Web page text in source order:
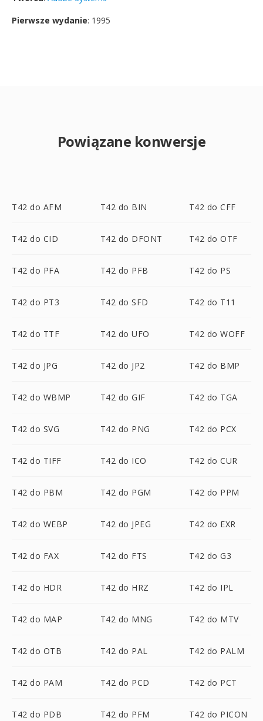
Pierwsze wydanie: 1995
Powiązane konwersje
T42 do AFM T42 do BIN T42 do CFF
T42 do CID T42 do DFONT T42 do OTF
T42 do PFA T42 do PFB T42 do PS
T42 do PT3 T42 do SFD T42 do T11
T42 do TTF T42 do UFO T42 do WOFF
T42 do JPG T42 do JP2 T42 do BMP
T42 do WBMP T42 do GIF T42 do TGA
T42 do SVG T42 do PNG T42 do PCX
T42 do TIFF T42 do ICO T42 do CUR
T42 do PBM T42 do PGM T42 do PPM
T42 do WEBP T42 do JPEG T42 do EXR
T42 do FAX T42 do FTS T42 do G3
T42 do HDR T42 do HRZ T42 do IPL
T42 do MAP T42 do MNG T42 do MTV
T42 do OTB T42 do PAL T42 do PALM
T42 do PAM T42 do PCD T42 do PCT
T42 do PDB T42 do PFM T42 do PICON